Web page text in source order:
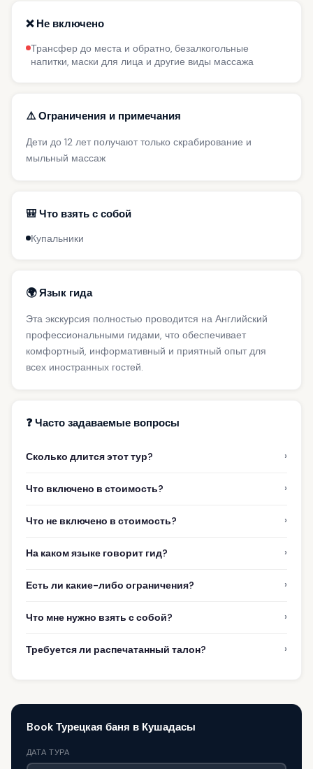
❌ Не включено
Трансфер до места и обратно, безалкогольные
напитки, маски для лица и другие виды массажа
⚠️ Ограничения и примечания
Дети до 12 лет получают только скрабирование и
мыльный массаж
🎒 Что взять с собой
Купальники
🌍 Язык гида
Эта экскурсия полностью проводится на Английский
профессиональными гидами, что обеспечивает
комфортный, информативный и приятный опыт для
всех иностранных гостей.
❓ Часто задаваемые вопросы
Сколько длится этот тур? ›
Что включено в стоимость? ›
Что не включено в стоимость? ›
На каком языке говорит гид? ›
Есть ли какие-либо ограничения? ›
Что мне нужно взять с собой? ›
Требуется ли распечатанный талон? ›
Book Турецкая баня в Кушадасы
ДАТА ТУРА